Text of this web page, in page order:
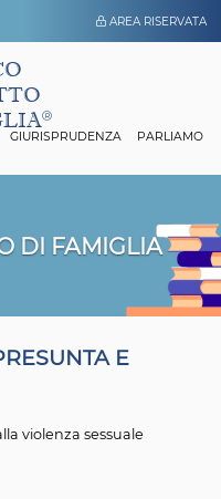
AREA
DI
PRESUNTA E